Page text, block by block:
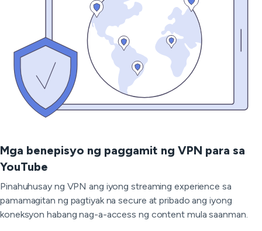
Mga benepisyo ng paggamit ng VPN para sa
YouTube
Pinahuhusay ng VPN ang iyong streaming experience sa
pamamagitan ng pagtiyak na secure at pribado ang iyong
koneksyon habang nag-a-access ng content mula saanman.